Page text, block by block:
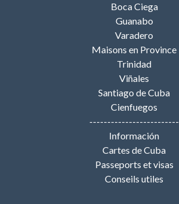
Boca Ciega
Guanabo
Varadero
Maisons en Province
Trinidad
Viñales
Santiago de Cuba
Cienfuegos
-------------------------
Información
Cartes de Cuba
Passeports et visas
Conseils utiles